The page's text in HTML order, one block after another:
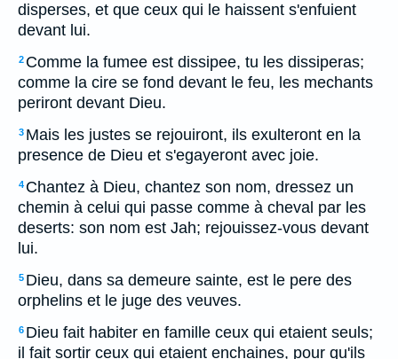
disperses, et que ceux qui le haissent s'enfuient
devant lui.
2 Comme la fumee est dissipee, tu les dissiperas;
comme la cire se fond devant le feu, les mechants
periront devant Dieu.
3 Mais les justes se rejouiront, ils exulteront en la
presence de Dieu et s'egayeront avec joie.
4 Chantez à Dieu, chantez son nom, dressez un
chemin à celui qui passe comme à cheval par les
deserts: son nom est Jah; rejouissez-vous devant
lui.
5 Dieu, dans sa demeure sainte, est le pere des
orphelins et le juge des veuves.
6 Dieu fait habiter en famille ceux qui etaient seuls;
il fait sortir ceux qui etaient enchaines, pour qu'ils